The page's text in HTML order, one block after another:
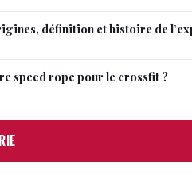
définition et histoire de
speed rope pour le crossfit ?